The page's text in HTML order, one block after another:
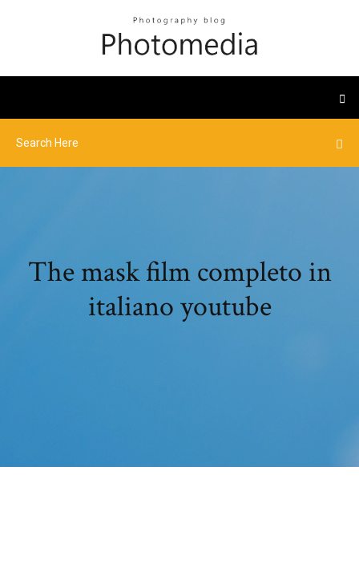
The mask film completo in
italiano youtube